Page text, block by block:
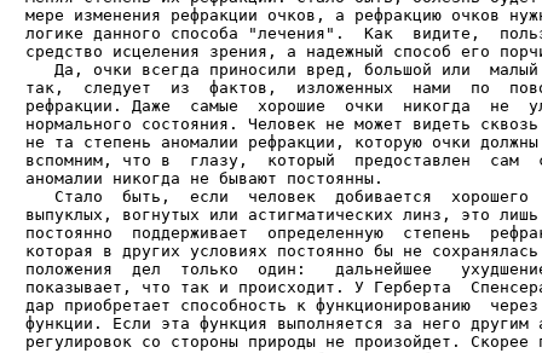
мере изменения рефракции очков, а рефракцию очков
логике данного способа "лечения".  Как  видите,
средство исцеления зрения, а надежный способ его
Да, очки всегда приносили вред, большой или
так,  следует  из  фактов,  изложенных  нами  по
рефракции. Даже  самые  хорошие  очки  никогда  не
нормального состояния. Человек не может видеть
не та степень аномалии рефракции, которую очки
вспомним, что в  глазу,  который  предоставлен  сам
аномалии никогда не бывают постоянны.
Стало  быть,  если  человек  добивается  хорошего
выпуклых, вогнутых или астигматических линз, это
постоянно  поддерживает  определенную  степень
которая в других условиях постоянно бы не
положения  дел  только  один:   дальнейшее
показывает, что так и происходит. У Герберта
дар приобретает способность к функционированию
функции. Если эта функция выполняется за него другим
регулировок со стороны природы не произойдет.